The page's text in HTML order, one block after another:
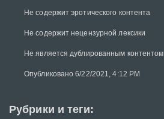
Не содержит эротического контента
Не содержит нецензурной лексики
Не является дублированным контентом
Опубликовано 6/22/2021, 4:12 PM
Рубрики и теги: